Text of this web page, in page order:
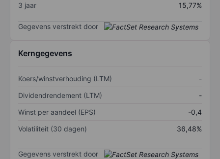
3 jaar
15,77%
Gegevens verstrekt door
Kerngegevens
Koers/winstverhouding (LTM)
-
Dividendrendement (LTM)
-
Winst per aandeel (EPS)
-0,4
Volatiliteit (30 dagen)
36,48%
Gegevens verstrekt door